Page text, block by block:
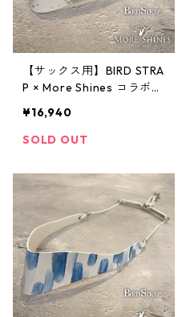
【サックス用】BIRD STRA
P × More Shines コラボモ
¥16,940
SOLD OUT